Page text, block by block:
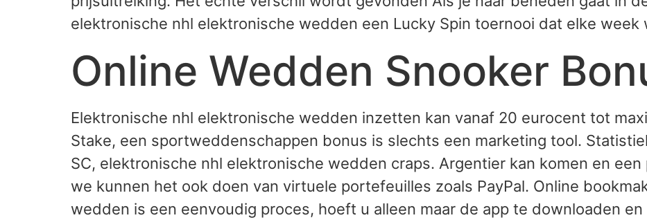
elektronische nhl elektronische wedden een Lucky Spin toernooi dat elke week
Online Wedden Snooker
Elektronische nhl elektronische wedden inzetten kan vanaf 20 eurocent tot
Stake, een sportweddenschappen bonus is slechts een marketing tool.
SC, elektronische nhl elektronische wedden craps. Argentier kan komen en
we kunnen het ook doen van virtuele portefeuilles zoals PayPal. Online
wedden is een eenvoudig proces, hoeft u alleen maar de app te downloaden